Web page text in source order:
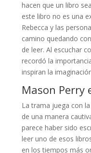
hacen que un libro
este libro no es una
Rebecca y las
camino quedando
de leer. Al escuchar
recordó la
inspiran la
Mason Perry
La trama juega con
de una manera
parece haber sido
leer uno de esos
en los tiempos más